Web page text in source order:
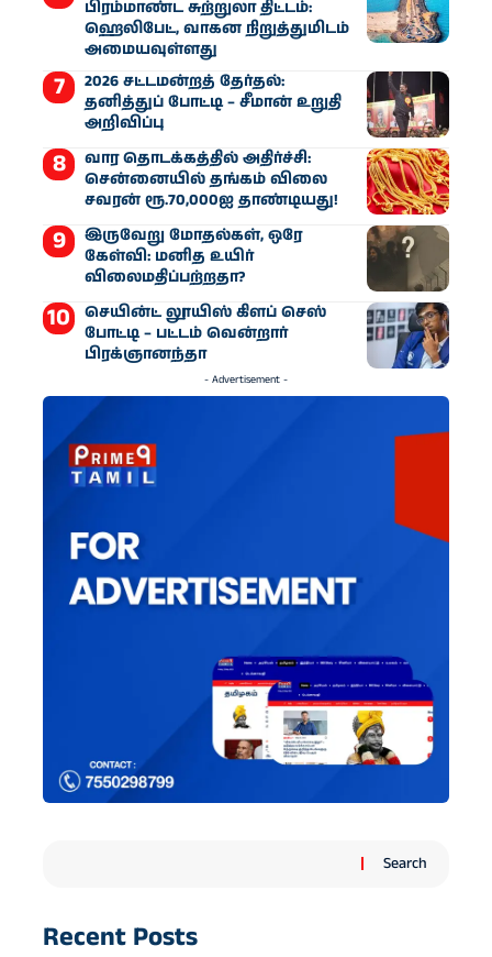
பிரம்மாண்ட சுற்றுலா திட்டம்:
ஹெலிபேட், வாகன நிறுத்துமிடம்
அமையவுள்ளது
2026 சட்டமன்றத் தேர்தல்:
தனித்துப் போட்டி – சீமான் உறுதி
அறிவிப்பு
வார தொடக்கத்தில் அதிர்ச்சி:
சென்னையில் தங்கம் விலை
சவரன் ரூ.70,000ஐ தாண்டியது!
இருவேறு மோதல்கள், ஒரே
கேள்வி: மனித உயிர்
விலைமதிப்பற்றதா?
செயின்ட் லூயிஸ் கிளப் செஸ்
போட்டி – பட்டம் வென்றார்
பிரக்ஞானந்தா
- Advertisement -
Search
Recent Posts